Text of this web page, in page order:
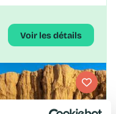
Voir les détails